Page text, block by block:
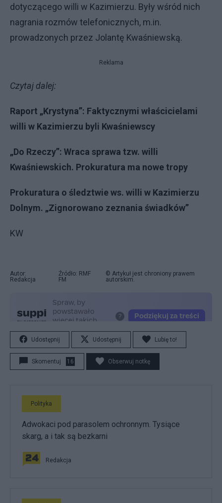
dotyczącego willi w Kazimierzu. Były wśród nich
nagrania rozmów telefonicznych, m.in.
prowadzonych przez Jolantę Kwaśniewską.
Reklama
Czytaj dalej:
Raport „Krystyna”: Faktycznymi właścicielami
willi w Kazimierzu byli Kwaśniewscy
„Do Rzeczy”: Wraca sprawa tzw. willi
Kwaśniewskich. Prokuratura ma nowe tropy
Prokuratura o śledztwie ws. willi w Kazimierzu
Dolnym. „Zignorowano zeznania świadków”
KW
Autor:
Redakcja
Źródło: RMF
FM
© Artykuł jest chroniony prawem
autorskim.
Udostępnij Udostępnij Lubię to!
Skomentuj 16 Obserwuj notkę
Polityka
Adwokaci pod parasolem ochronnym. Tysiące
skarg, a i tak są bezkarni
Redakcja